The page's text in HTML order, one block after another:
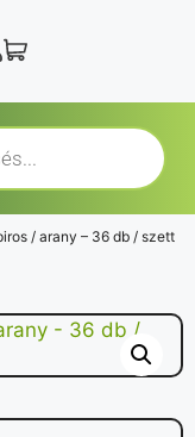
/ arany – 36 db / szett